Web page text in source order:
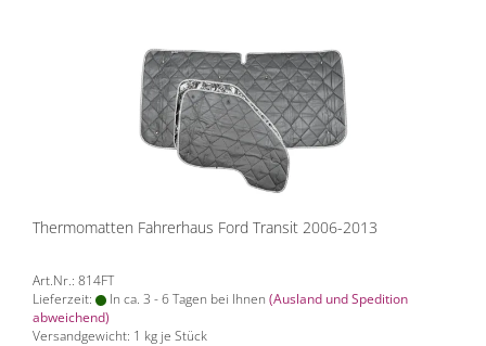
Thermomatten Fahrerhaus Ford Transit 2006-2013
Art.Nr.: 814FT
Lieferzeit:
In ca. 3 - 6 Tagen bei Ihnen (Ausland und Spedition
abweichend)
Versandgewicht: 1 kg je Stück